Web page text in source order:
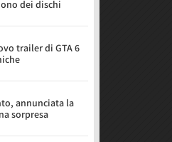
dei dischi
trailer di GTA 6
annunciata la
sorpresa